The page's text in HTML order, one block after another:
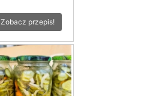
Zobacz przepis!